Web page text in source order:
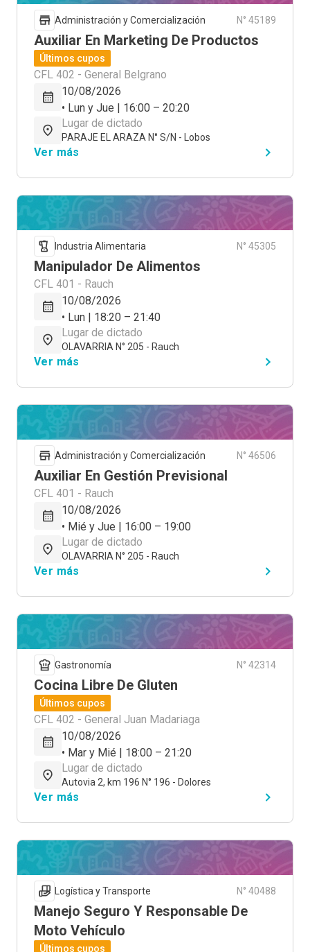
Administración y Comercialización N° 45189
Auxiliar En Marketing De Productos
Últimos cupos
CFL 402 - General Belgrano
10/08/2026
• Lun y Jue | 16:00 – 20:20
Lugar de dictado
PARAJE EL ARAZA N° S/N - Lobos
Ver más
Industria Alimentaria N° 45305
Manipulador De Alimentos
CFL 401 - Rauch
10/08/2026
• Lun | 18:20 – 21:40
Lugar de dictado
OLAVARRIA N° 205 - Rauch
Ver más
Administración y Comercialización N° 46506
Auxiliar En Gestión Previsional
CFL 401 - Rauch
10/08/2026
• Mié y Jue | 16:00 – 19:00
Lugar de dictado
OLAVARRIA N° 205 - Rauch
Ver más
Gastronomía N° 42314
Cocina Libre De Gluten
Últimos cupos
CFL 402 - General Juan Madariaga
10/08/2026
• Mar y Mié | 18:00 – 21:20
Lugar de dictado
Autovia 2, km 196 N° 196 - Dolores
Ver más
Logística y Transporte N° 40488
Manejo Seguro Y Responsable De
Moto Vehículo
Últimos cupos